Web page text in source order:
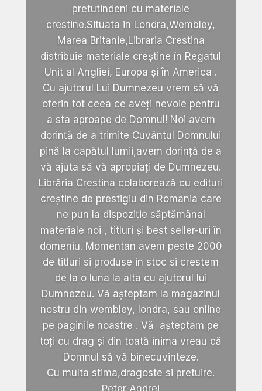
pretutindeni cu materiale
crestine.Situata in Londra,Wembley,
Marea Britanie,Libraria Crestina
distribuie materiale creștine în Regatul
Unit al Angliei, Europa și în America .
Cu ajutorul Lui Dumnezeu vrem să vă
oferin tot ceea ce aveți nevoie pentru
a sta aproape de Domnul! Noi avem
dorință de a trimite Cuvântul Domnului
pină la capătul lumii,avem dorință de a
vă ajuta să vă apropiați de Dumnezeu.
Librăria Crestina colaborează cu edituri
creștine de prestigiu din Romania care
ne pun la dispoziție săptămânal
materiale noi , titluri și best seller-uri în
domeniu. Momentan avem peste 2000
de titluri si produse in stoc si crestem
de la o luna la alta cu ajutorul lui
Dumnezeu. Vă așteptam la magazinul
nostru din wembley, londra, sau online
pe paginile noastre . Vă așteptam pe
toți cu drag și din toată inima vreau că
Domnul să vă binecuvinteze.
Cu multa stima,dragoste si pretuire.